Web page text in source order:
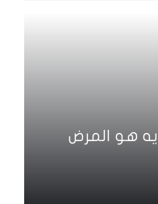
هو المرض